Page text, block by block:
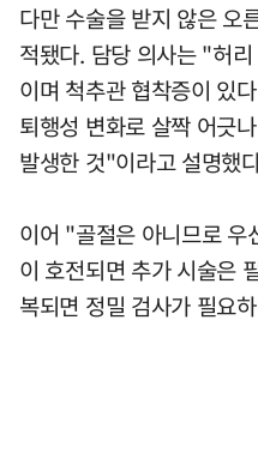
다만 수술을 받지 않은 오
적됐다. 담당 의사는 "허
이며 척추관 협착증이 있
퇴행성 변화로 살짝 어긋
발생한 것"이라고 설명했
이어 "골절은 아니므로 우
이 호전되면 추가 시술은
복되면 정밀 검사가 필요